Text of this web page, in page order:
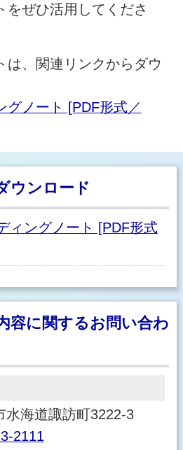
をぜひ活用してくださ
は、関連リンクからダウ
グノート [PDF形式／
ウンロード
ィングノート [PDF形式
容に関するお問い合わ
水海道諏訪町3222-3
2111